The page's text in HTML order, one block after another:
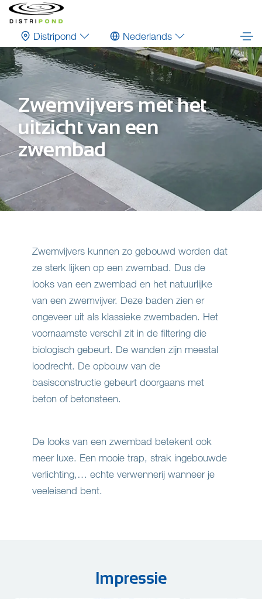
Distripond Nederlands
Zwemvijvers met het
uitzicht van een
zwembad
Zwemvijvers kunnen zo gebouwd worden dat
ze sterk lijken op een zwembad. Dus de
looks van een zwembad en het natuurlijke
van een zwemvijver. Deze baden zien er
ongeveer uit als klassieke zwembaden. Het
voornaamste verschil zit in de filtering die
biologisch gebeurt. De wanden zijn meestal
loodrecht. De opbouw van de
basisconstructie gebeurt doorgaans met
beton of betonsteen.
De looks van een zwembad betekent ook
meer luxe. Een mooie trap, strak ingebouwde
verlichting,… echte verwennerij wanneer je
veeleisend bent.
Impressie